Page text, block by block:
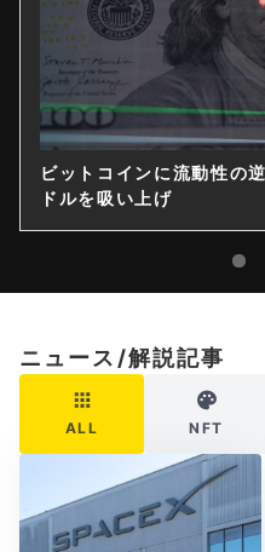
ビットコインに流動性の
ドルを吸い上げ
ニュース/解説記事
ALL NFT